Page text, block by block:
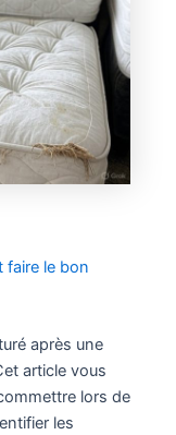
faire le bon
après une
article vous
lors de
les